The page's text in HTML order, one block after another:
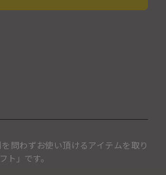
問わずお使い頂けるアイテムを取り
ト」です。